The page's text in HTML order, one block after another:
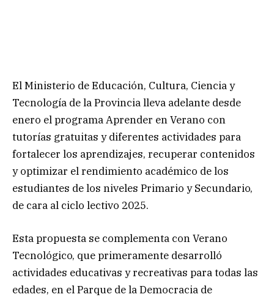
El Ministerio de Educación, Cultura, Ciencia y
Tecnología de la Provincia lleva adelante desde
enero el programa Aprender en Verano con
tutorías gratuitas y diferentes actividades para
fortalecer los aprendizajes, recuperar contenidos
y optimizar el rendimiento académico de los
estudiantes de los niveles Primario y Secundario,
de cara al ciclo lectivo 2025.
Esta propuesta se complementa con Verano
Tecnológico, que primeramente desarrolló
actividades educativas y recreativas para todas las
edades, en el Parque de la Democracia de